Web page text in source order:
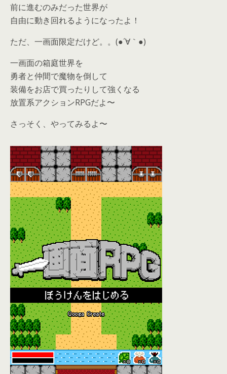
前に進むのみだった世界が
自由に動き回れるようになったよ！
ただ、一画面限定だけど。。(●´∀｀●)
一画面の箱庭世界を
勇者と仲間で魔物を倒して
装備をお店で買ったりして強くなる
放置系アクションRPGだよ〜
さっそく、やってみるよ〜